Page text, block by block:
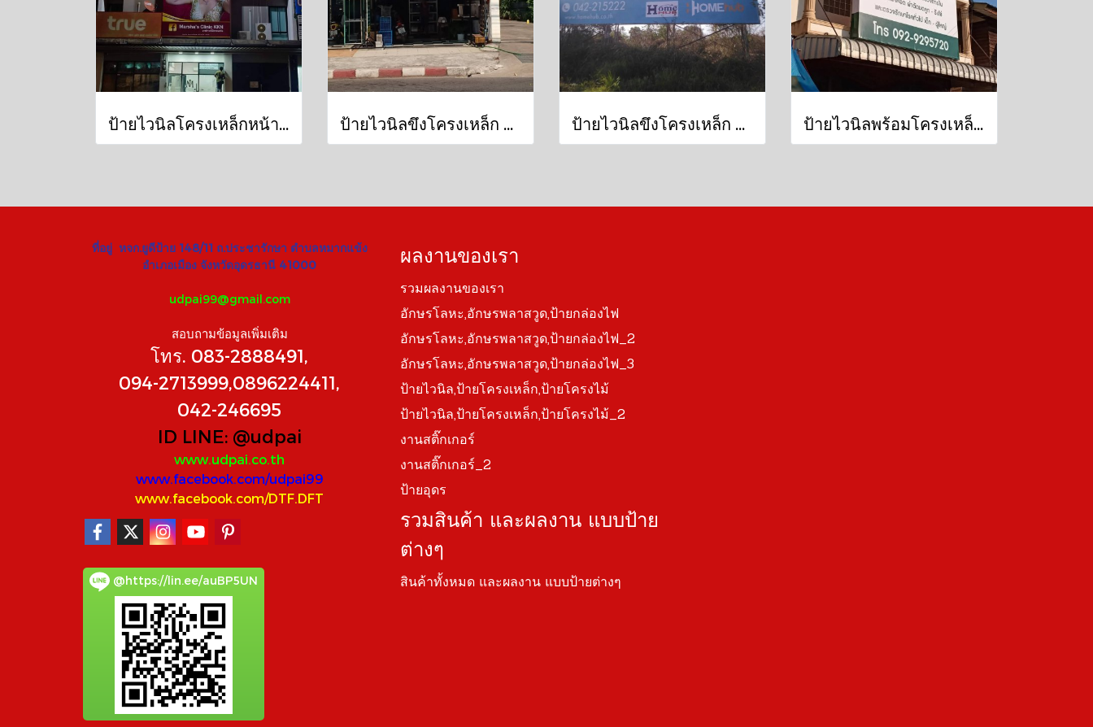
ป้ายไวนิลโครงเหล็กหน้าตึก(หน้าอาคาร) ร้านคลินิกเสริมความงาม Marsha's Clinic สาขาขอนแก่น ป้ายไวนิลขึงโครงเหล็ก ป้ายหน้าร้าน ไวนิลหน้าร้าน ป้ายไวนิลขึงโครงเหล็ก ป้ายบิลบอร์ด บ.โฮมฮับอุดรธานี ป้ายไวนิลพร้อมโครงเหล็ก พร้อมติดตั้ง ป้ายไวนิลขึงโครงเหล็ก คลินิก
ที่อยู่ หจก.ยูดีป้าย 148/11 ถ.ประชารักษา ตำบลหมากแข้ง
อำเภอเมือง จังหวัดอุดรธานี 41000
udpai99@gmail.com
สอบถามข้อมูลเพิ่มเติม
โทร. 083-2888491,
094-2713999,0896224411,
042-246695
ID LINE: @udpai
www.udpai.co.th
www.facebook.com/udpai99
www.facebook.com/DTF.DFT
@https://lin.ee/auBP5UN
ผลงานของเรา
รวมผลงานของเรา
อักษรโลหะ,อักษรพลาสวูด,ป้ายกล่องไฟ
อักษรโลหะ,อักษรพลาสวูด,ป้ายกล่องไฟ_2
อักษรโลหะ,อักษรพลาสวูด,ป้ายกล่องไฟ_3
ป้ายไวนิล,ป้ายโครงเหล็ก,ป้ายโครงไม้
ป้ายไวนิล,ป้ายโครงเหล็ก,ป้ายโครงไม้_2
งานสติ๊กเกอร์
งานสติ๊กเกอร์_2
ป้ายอุดร
รวมสินค้า และผลงาน แบบป้าย
ต่างๆ
สินค้าทั้งหมด และผลงาน แบบป้ายต่างๆ